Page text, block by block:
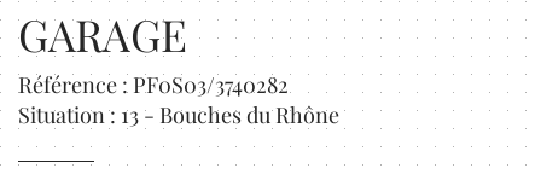
GARAGE
Référence : PF0S03/3740282
Situation : 13 - Bouches du Rhône